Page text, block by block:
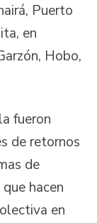
Puerto
en
Hobo,
fueron
de retornos
de
hacen
en